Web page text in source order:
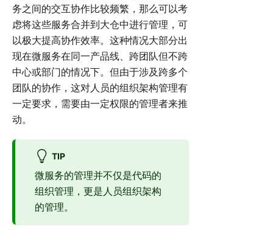
务之间的交互协作比较频繁，那么可以考
虑将这些服务合并到大仓中进行管理，可
以极大提高协作效率。这种情况大部分出
现在微服务在同一产品线、跨团队但不跨
中心或部门的情况下。但由于涉及跨多个
团队的协作，这对人员的组织架构管理有
一定要求，需要由一定权限的管理者来推
动。
TIP
微服务的管理并不仅是代码的
组织管理，更是人员组织架构
的管理。